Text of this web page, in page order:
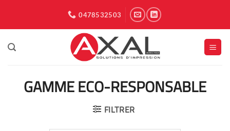
contenu
0478532503
GAMME ECO-RESPONSABLE
FILTRER